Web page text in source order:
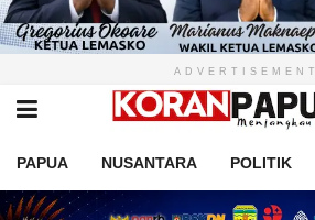
ADVERTISEMENT
PAPUA NUSANTARA POLITIK